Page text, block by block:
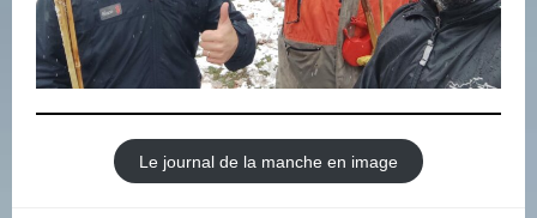
Le journal de la manche en image